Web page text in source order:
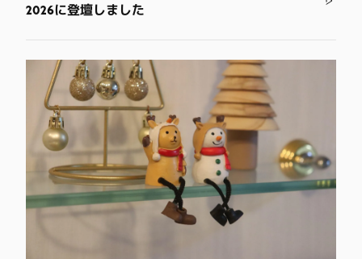
2026に登壇しました